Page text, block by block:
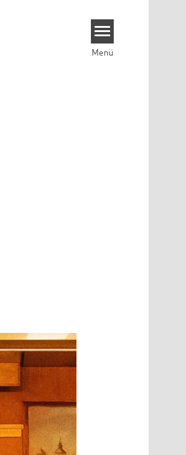
Menü